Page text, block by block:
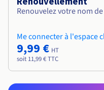
Renouvelez votre nom
Me connecter à l'espace
9,99 € HT
soit 11,99 € TTC